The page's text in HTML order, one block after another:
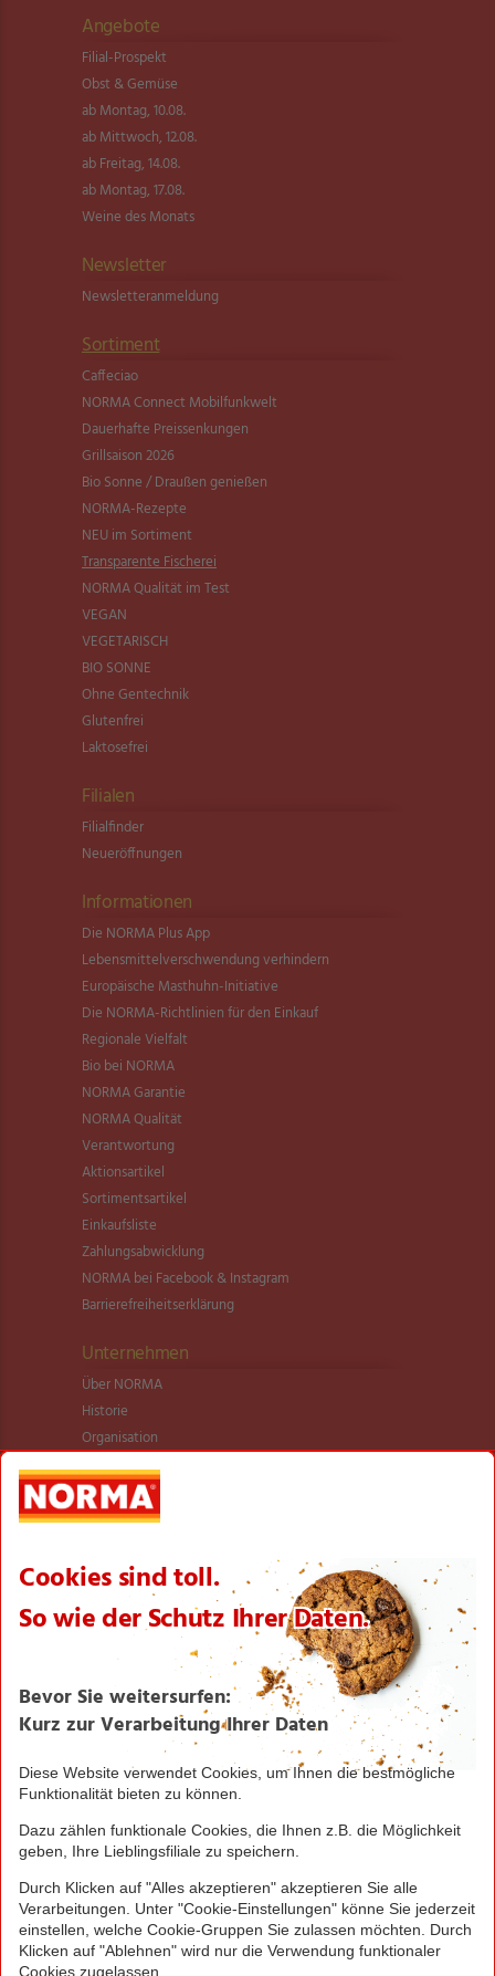
Angebote
Filial-Prospekt
Obst & Gemüse
ab Montag, 10.08.
ab Mittwoch, 12.08.
ab Freitag, 14.08.
ab Montag, 17.08.
Weine des Monats
Newsletter
Newsletter­anmeldung
Sortiment
Caffeciao
NORMA Connect Mobilfunkwelt
Dauerhafte Preissenkungen
Grillsaison 2026
Bio Sonne / Draußen genießen
NORMA-Rezepte
NEU im Sortiment
Transparente Fischerei
NORMA Qualität im Test
VEGAN
VEGETARISCH
BIO SONNE
Ohne Gentechnik
Glutenfrei
Laktosefrei
Filialen
Filialfinder
Neueröffnungen
Informationen
Die NORMA Plus App
Lebensmittel­verschwendung verhindern
Europäische Masthuhn-Initiative
Die NORMA-Richtlinien für den Einkauf
Regionale Vielfalt
Bio bei NORMA
NORMA Garantie
NORMA Qualität
Verantwortung
Aktionsartikel
Sortimentsartikel
Einkaufsliste
Zahlungsabwicklung
NORMA bei Facebook & Instagram
Barrierefreiheitserklärung
Unternehmen
Über NORMA
Historie
Organisation
International
Logistik
Filialnetz
Karriere
Verantwortung/CSR
NORMA News
Seite drucken
Nach oben
Greifen Sie schnell zu! Alle angegebenen Preise in
Irrtümer durch Schreib-, Programmier- und
Datenübertragungsfehler sind vorbehalten.
© 2016 - 2026 NORMA Lebensmittelfilialbetrieb
Stiftung & Co. KG
Sitemap Kontakt